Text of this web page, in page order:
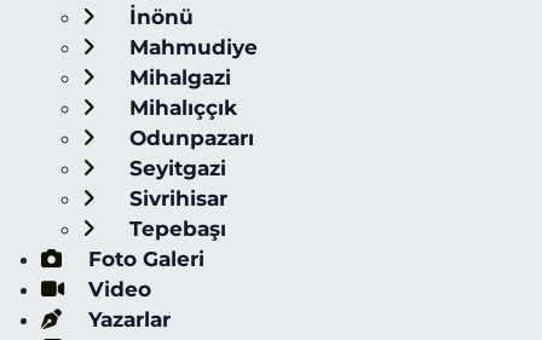
İnönü
Mahmudiye
Mihalgazi
Mihalıççık
Odunpazarı
Seyitgazi
Sivrihisar
Tepebaşı
Foto Galeri
Video
Yazarlar